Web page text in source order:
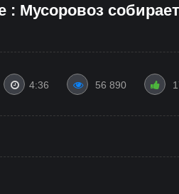
Мусоровоз
4:36 56 890